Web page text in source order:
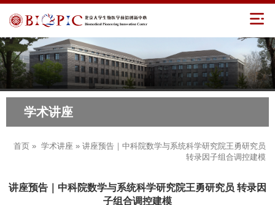
学术讲座
首页 » 学术讲座 » 讲座预告｜中科院数学与系统科学研究院王勇研究员
转录因子组合调控建模
讲座预告｜中科院数学与系统科学研究院王勇研究员 转录因
子组合调控建模